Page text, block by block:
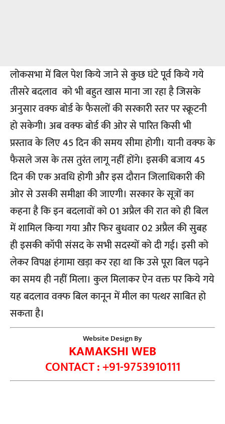
लोकसभा में बिल पेश किये जाने से कुछ घंटे पूर्व किये गये
तीसरे बदलाव को भी बहुत खास माना जा रहा है जिसके
अनुसार वक्फ बोर्ड के फैसलों की सरकारी स्तर पर स्क्रूटनी
हो सकेगी। अब वक्फ बोर्ड की ओर से पारित किसी भी
प्रस्ताव के लिए 45 दिन की समय सीमा होगी। यानी वक्फ के
फैसले जस के तस तुरंत लागू नहीं होंगे। इसकी बजाय 45
दिन की एक अवधि होगी और इस दौरान जिलाधिकारी की
ओर से उसकी समीक्षा की जाएगी। सरकार के सूत्रों का
कहना है कि इन बदलावों को 01 अप्रैल की रात को ही बिल
में शामिल किया गया और फिर बुधवार 02 अप्रैल की सुबह
ही इसकी कॉपी संसद के सभी सदस्यों को दी गई। इसी को
लेकर विपक्ष हंगामा खड़ा कर रहा था कि उसे पूरा बिल पढ़ने
का समय ही नहीं मिला। कुल मिलाकर ऐन वक्त पर किये गये
यह बदलाव वक्फ बिल कानून में मील का पत्थर साबित हो
सकता है।
Website Design By
KAMAKSHI WEB
CONTACT : +91-9753910111